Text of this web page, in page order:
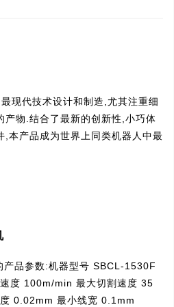
现代技术设计和制造,尤其注重细
产物.结合了最新的创新性,小巧体
本产品成为世界上同类机器人中最
机器型号 SBCL-1530F
m/min 定位精度 0.03mm 重复定位精度 0.02mm 最小线宽 0.1mm